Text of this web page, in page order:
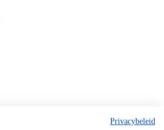
Privacybeleid